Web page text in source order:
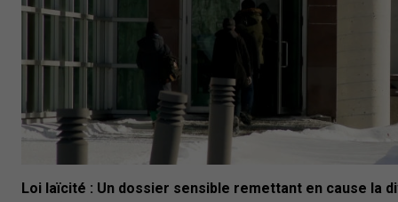
Loi laïcité : Un dossier sensible remettant en cause la